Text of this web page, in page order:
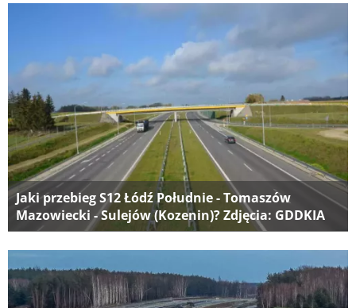
Jaki przebieg S12 Łódź Południe - Tomaszów
Mazowiecki - Sulejów (Kozenin)? Zdjęcia: GDDKIA